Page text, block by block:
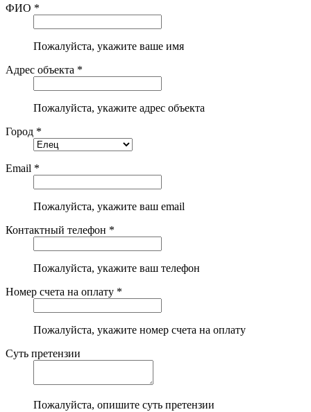
ФИО *
Пожалуйста, укажите ваше имя
Адрес объекта *
Пожалуйста, укажите адрес объекта
Город *
Email *
Пожалуйста, укажите ваш email
Контактный телефон *
Пожалуйста, укажите ваш телефон
Номер счета на оплату *
Пожалуйста, укажите номер счета на оплату
Суть претензии
Пожалуйста, опишите суть претензии